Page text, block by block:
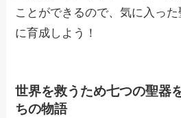
ことができるので、気に入っ
に育成しよう！
世界を救うため七つの聖器
ちの物語